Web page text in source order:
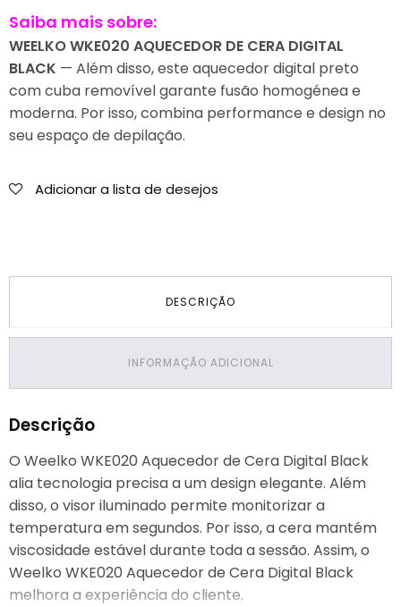
WKE020
Aquecedor
de
Cera
Digital
Black
Saiba mais sobre:
WEELKO WKE020 AQUECEDOR DE CERA DIGITAL
BLACK — Além disso, este aquecedor digital preto
com cuba removível garante fusão homogénea e
moderna. Por isso, combina performance e design no
seu espaço de depilação.
Adicionar a lista de desejos
DESCRIÇÃO
INFORMAÇÃO ADICIONAL
Descrição
O Weelko WKE020 Aquecedor de Cera Digital Black
alia tecnologia precisa a um design elegante. Além
disso, o visor iluminado permite monitorizar a
temperatura em segundos. Por isso, a cera mantém
viscosidade estável durante toda a sessão. Assim, o
Weelko WKE020 Aquecedor de Cera Digital Black
melhora a experiência do cliente.